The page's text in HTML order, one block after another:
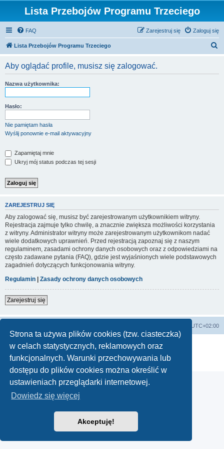
Strona ta używa plików cookies (tzw. ciasteczka)
w celach statystycznych, reklamowych oraz
funkcjonalnych. Warunki przechowywania lub
dostępu do plików cookies można określić w
ustawieniach przeglądarki internetowej.
Dowiedz się więcej
Akceptuję!
Lista Przebojów Programu Trzeciego
FAQ Zaloguj się
Zarejestruj się
Lista Przebojów Programu Trzeciego
Aby oglądać profile, musisz się zalogować.
Nazwa użytkownika:
Hasło:
Nie pamiętam hasła
Wyślij ponownie e-mail aktywacyjny
Zapamiętaj mnie
Ukryj mój status podczas tej sesji
ZAREJESTRUJ SIĘ
Aby zalogować się, musisz być zarejestrowanym użytkownikiem witryny.
Rejestracja zajmuje tylko chwilę, a znacznie zwiększa możliwości korzystania
z witryny. Administrator witryny może zarejestrowanym użytkownikom nadać
wiele dodatkowych uprawnień. Przed rejestracją zapoznaj się z naszym
regulaminem, zasadami ochrony danych osobowych oraz z odpowiedziami na
często zadawane pytania (FAQ), gdzie jest wyjaśnionych wiele podstawowych
zagadnień dotyczących funkcjonowania witryny.
Regulamin | Zasady ochrony danych osobowych
Zarejestruj się
UTC+02:00
Technologię dostarczaphpBB ® Forum Software © phpBB Limited
Zasady ochrony danych osobowych|Regulamin